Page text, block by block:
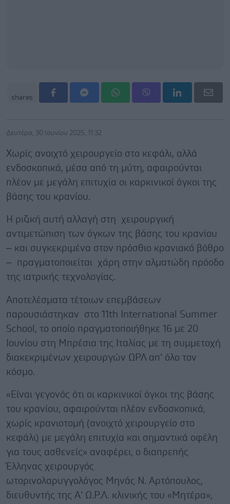
shares
Δευτέρα, 30 Ιουνίου 2025, 11:32
Χωρίς ανοιχτό χειρουργείο στο κεφάλι, αλλά
ενδοσκοπικά, μέσα από τη μύτη, αφαιρούνται
πλέον με μεγάλη επιτυχία οι καρκινικοί όγκοι της
βάσης του κρανίου.
Η ριζική αυτή αλλαγή στη χειρουργική
αντιμετώπιση των όγκων της βάσης του κρανίου
– και συγκεκριμένα στον πρόσθιο κρανιακό βόθρο
– πραγματοποιείται χάρη στην αλματώδη πρόοδο
της ιατρικής τεχνολογίας.
Αποτελέσματα τέτοιων επεμβάσεων
παρουσιάστηκαν στο 11th International Summer
School, το οποίο πραγματοποιήθηκε 16 με 20
Ιουνίου στη Μπρέσια της Ιταλίας με τη συμμετοχή
διακεκριμένων χειρουργών ΩΡΛ απ’ όλο τον
κόσμο.
«Είναι γεγονός ότι οι καρκινικοί όγκοι της βάσης
του κρανίου, αφαιρούνται πλέον ενδοσκοπικά,
χωρίς κρανιοτομή (ανοιχτό χειρουργείο στο
κεφάλι) με μεγάλη επιτυχία και σημαντικά οφέλη
για τους ασθενείς» αναφέρει, ο διαπρεπής
Έλληνας χειρουργός
ωτορινολαρυγγολόγος Μηνάς Ν. Αρτόπουλος,
διευθυντής της Α’ Ω.Ρ.Λ. κλινικής του «Μητέρα»,